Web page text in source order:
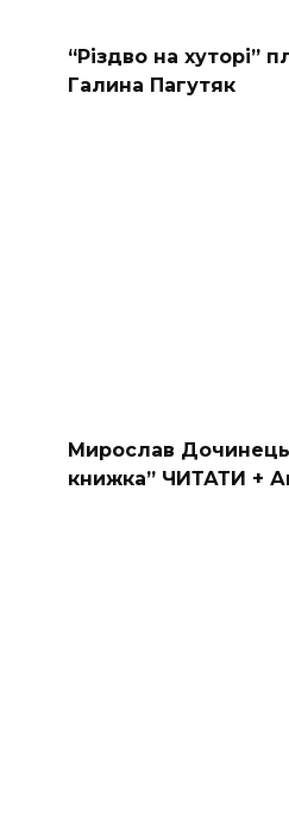
“Різдво на хуторі”
Галина Пагутяк
Мирослав
книжка” ЧИТАТИ +